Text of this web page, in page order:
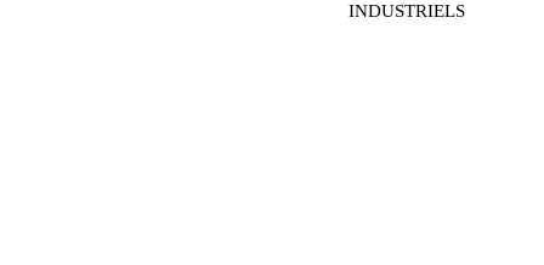
INDUSTRIELS